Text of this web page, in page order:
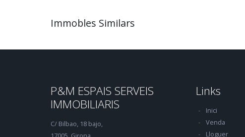
Immobles Similars
P&M ESPAIS SERVEIS
IMMOBILIARIS
C/ Bilbao, 18 bajo,
Links
Inici
Venda
Lloguer